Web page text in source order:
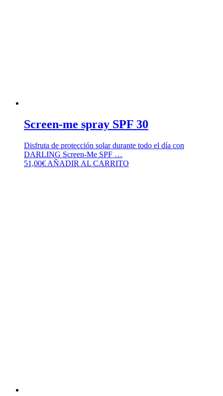
Screen-me spray SPF 30
Disfruta de protección solar durante todo el día con
DARLING Screen-Me SPF …
51,00€ AÑADIR AL CARRITO